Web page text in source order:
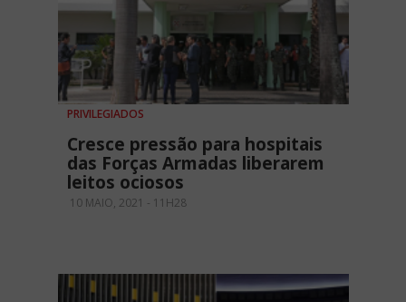
PRIVILEGIADOS
Cresce pressão para hospitais
das Forças Armadas liberarem
leitos ociosos
10 MAIO, 2021 - 11H28